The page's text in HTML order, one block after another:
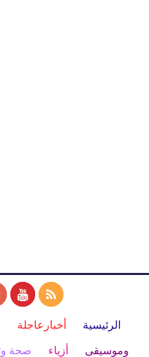
الرئيسية أخبارعاجلة
وموسيقى أزياء صحة